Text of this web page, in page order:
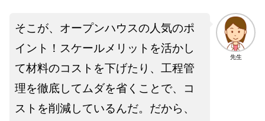
先生
そこが、オープンハウスの人気のポ
イント！スケールメリットを活かし
て材料のコストを下げたり、工程管
理を徹底してムダを省くことで、コ
ストを削減しているんだ。だから、